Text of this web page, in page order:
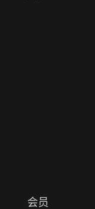
会员